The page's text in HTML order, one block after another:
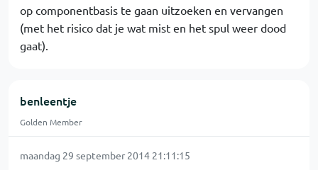
op componentbasis te gaan uitzoeken en vervangen
(met het risico dat je wat mist en het spul weer dood
gaat).
benleentje
Golden Member
maandag 29 september 2014 21:11:15